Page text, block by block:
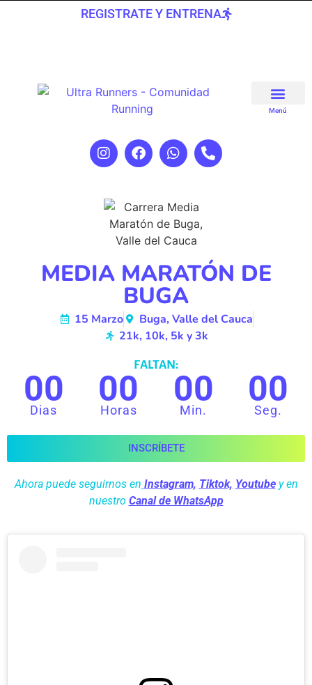
REGISTRATE Y ENTRENA
Menú
MEDIA MARATÓN DE
BUGA
15 Marzo
Buga, Valle del Cauca
21k, 10k, 5k y 3k
FALTAN:
00
Dias
00
Horas
00
Min.
00
Seg.
INSCRÍBETE
Ahora puede seguirnos en Instagram, Tiktok, Youtubey en
nuestro Canal de WhatsApp